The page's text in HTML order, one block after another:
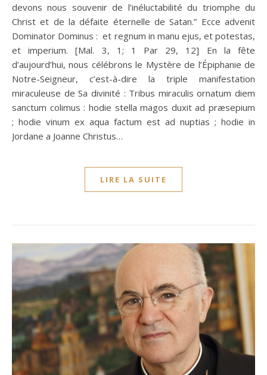
devons nous souvenir de l’inéluctabilité du triomphe du
Christ et de la défaite éternelle de Satan.” Ecce advenit
Dominator Dominus : et regnum in manu ejus, et potestas,
et imperium. [Mal. 3, 1; 1 Par 29, 12] En la fête
d’aujourd’hui, nous célébrons le Mystère de l’Épiphanie de
Notre-Seigneur, c’est-à-dire la triple manifestation
miraculeuse de Sa divinité : Tribus miraculis ornatum diem
sanctum colimus : hodie stella magos duxit ad præsepium
; hodie vinum ex aqua factum est ad nuptias ; hodie in
Jordane a Joanne Christus…
LIRE LA SUITE